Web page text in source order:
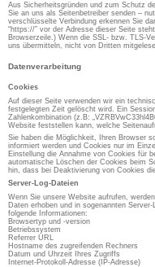
Aus Sicherheitsgründen und zum Schutz
Sie an uns als Seitenbetreiber senden –
verschlüsselte Verbindung erkennen Sie
“https://” vor der Adresse dieser Seite
Browserzeile.) Wenn die SSL- bzw. TLS-
uns übermitteln, nicht von Dritten
Datenverarbeitung
Cookies
Auf dieser Seite verwenden wir ein
festgelegten Zeit gelöscht wird. Ein
Zahlenkombination (z.B:
Website feststellen kann, welche
Sie haben die Möglichkeit, Ihren Browser
informiert werden und Cookies nur im
Einstellung die Annahme von Cookies für
automatische Löschen der Cookies beim
hin, dass bei Deaktivierung von Cookies
Server-Log-Dateien
Wenn Sie unsere Website aufrufen,
Daten erhoben und in sogenannten
folgende Informationen:
Browsertyp und -version
Betriebssystem
Referrer URL
Hostname des zugreifenden Rechners
Datum und Uhrzeit Ihres Zugriffs
Internet-Protokoll-Adresse (IP-Adresse)